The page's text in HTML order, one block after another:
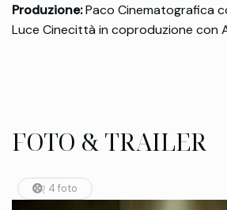
Produzione:Paco Cinematografica
Luce Cinecittà in coproduzione con
FOTO & TRAILER
4 foto